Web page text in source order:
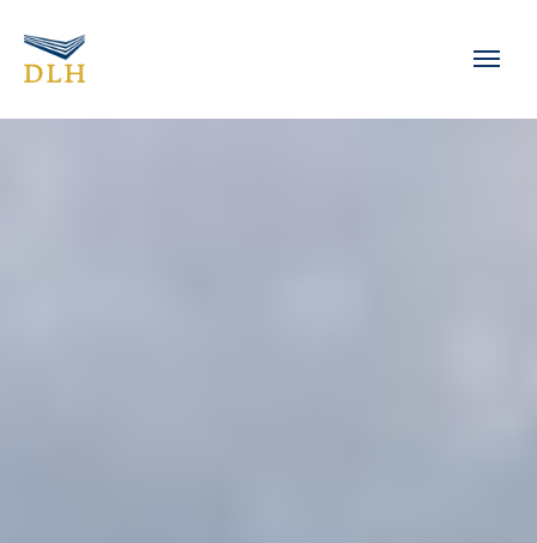
Zum Hauptinhalt springen